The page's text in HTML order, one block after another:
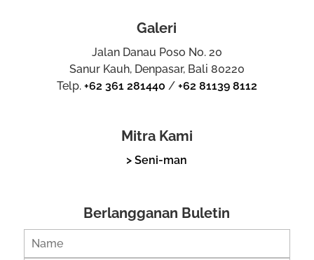
Galeri
Jalan Danau Poso No. 20
Sanur Kauh, Denpasar, Bali 80220
Telp. +62 361 281440 / +62 81139 8112
Mitra Kami
> Seni-man
Berlangganan Buletin